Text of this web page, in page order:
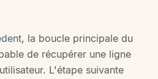
, la boucle principale du
de récupérer une ligne
L'étape suivante